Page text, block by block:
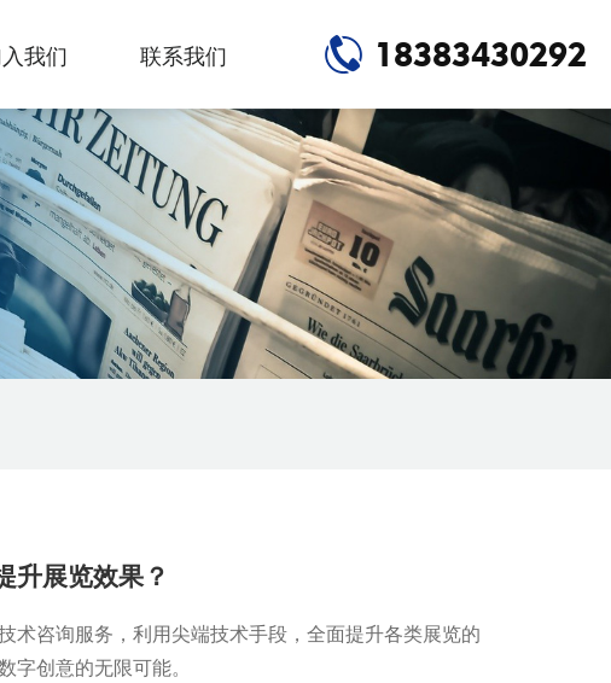
我们 联系我们 18383430292
升展览效果？
术咨询服务，利用尖端技术手段，全面提升各类展览的
创意的无限可能。